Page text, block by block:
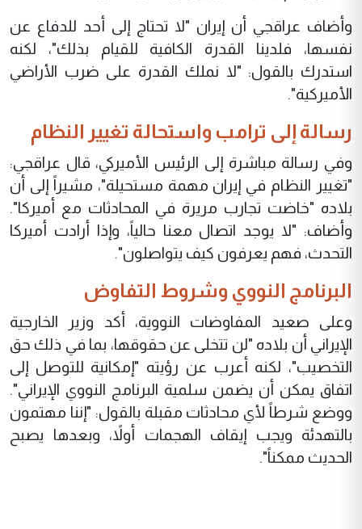
وأضاف عراقجي أن إيران "لا تحتاج إلى أحد للدفاع عن
نفسها، فلدينا القدرة الكافية للقيام بذلك"، لكنه
استدرك بالقول: "لا نملك القدرة على ضرب الأراضي
الأميركية".
رسالة إلى ترامب واستحالة تغيير النظام
وفي رسالة مباشرة إلى الرئيس الأميركي، قال عراقجي:
"تغيير النظام في إيران مهمة مستحيلة"، مشيراً إلى أن
بلاده "خاضت تجارب مريرة في المحادثات مع أميركا".
وأضاف: "لا يوجد اتصال معنا حالياً، وإذا أرادت أميركا
التحدث، فهم يعرفون كيف يتواصلون".
البرنامج النووي وشروط التفاوض
وعلى صعيد المفاوضات النووية، أكد وزير الخارجية
الإيراني أن بلاده "لن تتخلى عن حقوقها، بما في ذلك حق
التخصيب"، لكنه أعرب عن رؤيته "إمكانية للتوصل إلى
اتفاق يمكن أن يضمن سلمية البرنامج النووي الإيراني".
ووضع شرطاً لأي محادثات مقبلة بالقول: "إننا مهتمون
بالتهدئة ويجب إيقاف الهجمات أولاً، وبعدها يصبح
الحديث ممكناً".